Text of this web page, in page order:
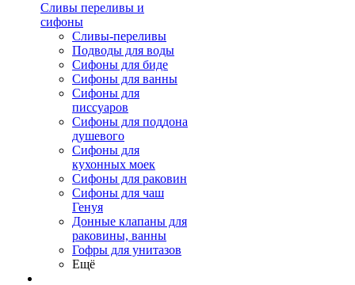
Сливы переливы и
сифоны
Сливы-переливы
Подводы для воды
Сифоны для биде
Сифоны для ванны
Сифоны для
писсуаров
Сифоны для поддона
душевого
Сифоны для
кухонных моек
Сифоны для раковин
Сифоны для чаш
Генуя
Донные клапаны для
раковины, ванны
Гофры для унитазов
Ещё